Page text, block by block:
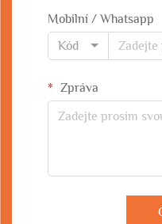
Mobilní / Whatsapp
Kód
Zpráva